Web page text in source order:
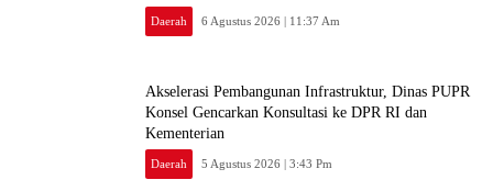
Daerah 6 Agustus 2026 | 11:37 Am
Akselerasi Pembangunan Infrastruktur, Dinas PUPR
Konsel Gencarkan Konsultasi ke DPR RI dan
Kementerian
Daerah 5 Agustus 2026 | 3:43 Pm